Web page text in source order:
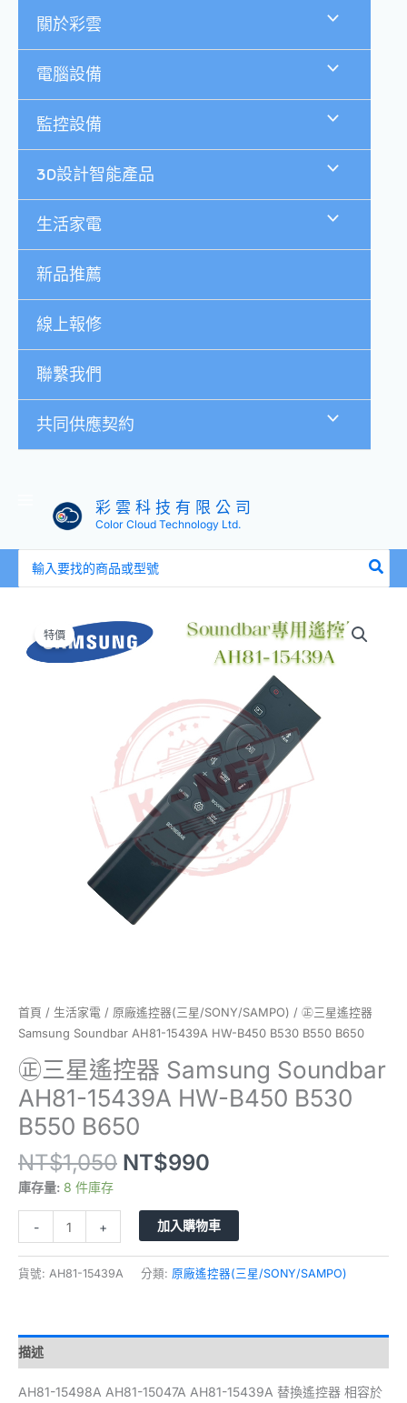
關於彩雲
電腦設備
監控設備
3D設計智能產品
生活家電
新品推薦
線上報修
聯繫我們
共同供應契約
彩 雲 科 技 有 限 公 司
Color Cloud Technology Ltd.
尋：
特價
首頁 / 生活家電 / 原廠遙控器(三星/SONY/SAMPO) / ㊣三星遙控器
Samsung Soundbar AH81-15439A HW-B450 B530 B550 B650
㊣三星遙控器 Samsung Soundbar
AH81-15439A HW-B450 B530
B550 B650
NT$1,050
原
始
價
NT$1,050。
NT$990
前
價
NT$990。
庫存量: 8 件庫存
-
星
+ 加入購物車
貨號: AH81-15439A 分類: 原廠遙控器(三星/SONY/SAMPO)
描述
AH81-15498A AH81-15047A AH81-15439A 替換遙控器 相容於